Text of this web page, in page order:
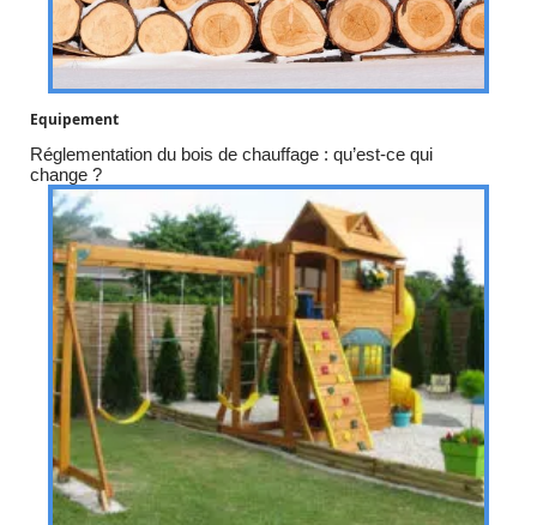
Equipement
Réglementation du bois de chauffage : qu’est-ce qui
change ?